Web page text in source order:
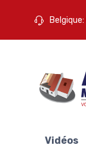
Belgique:
Vidéos
501